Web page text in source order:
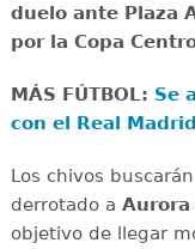
duelo ante Plaza
por la Copa
MÁS FÚTBOL: Se
con el Real
Los chivos
derrotado a Aurora
objetivo de llegar